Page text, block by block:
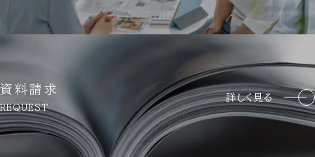
範囲内で利用いたします。
個人情報は、本人の同意がある場合を除き、明示した利用目
的以外で利用・提供することはありません。
個人情報の利用目的の範囲内において、個人情報を含む業務
を外部委託する場合は、契約書等により当社と同等の個人情
報の適正な管理を求めます。
個人情報の管理について
資料請求
REQUEST
詳しく見る